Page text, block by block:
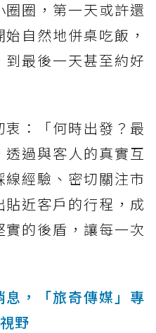
圈，第一天或許還
自然地併桌吃飯，
最後一天甚至約好
：「何時出發？最
過與客人的真實互
經驗、密切關注市
近客戶的行程，成
的後盾，讓每一次
，「旅奇傳媒」專
野